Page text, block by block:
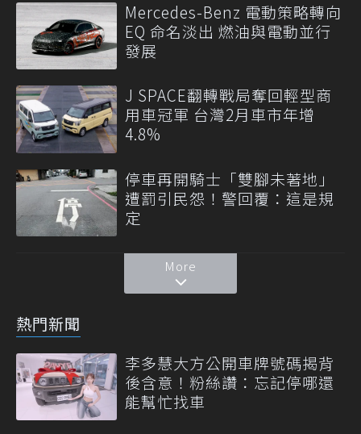
Mercedes-Benz 電動策略轉向
EQ 命名淡出 燃油與電動並行
發展
J SPACE翻轉戰局奪回輕型商
用車冠軍 台灣2月車市年增
4.8%
停車再開騎士「雙腳未著地」
遭罰引民怨！警回覆：這是規
定
More
熱門新聞
李多慧大方公開車牌號碼揭背
後含意！粉絲讚：忘記停哪還
能幫忙找車